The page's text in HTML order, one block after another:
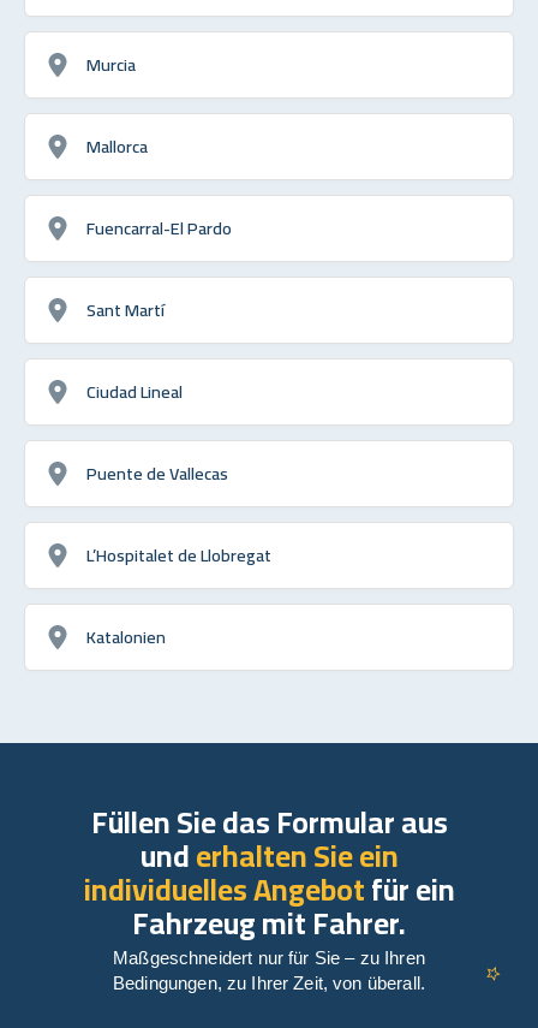
Murcia
Mallorca
Fuencarral-El Pardo
Sant Martí
Ciudad Lineal
Puente de Vallecas
L’Hospitalet de Llobregat
Katalonien
Füllen Sie das Formular aus
underhalten Sie ein
individuelles Angebotfür ein
Fahrzeug mit Fahrer.
Maßgeschneidert nur für Sie – zu Ihren
Bedingungen, zu Ihrer Zeit, von überall.